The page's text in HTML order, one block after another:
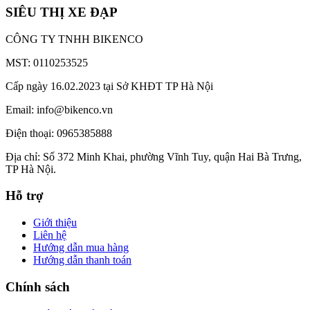
SIÊU THỊ XE ĐẠP
CÔNG TY TNHH BIKENCO
MST: 0110253525
Cấp ngày 16.02.2023 tại Sở KHĐT TP Hà Nội
Email: info@bikenco.vn
Điện thoại: 0965385888
Địa chỉ: Số 372 Minh Khai, phường Vĩnh Tuy, quận Hai Bà Trưng,
TP Hà Nội.
Hỗ trợ
Giới thiệu
Liên hệ
Hướng dẫn mua hàng
Hướng dẫn thanh toán
Chính sách